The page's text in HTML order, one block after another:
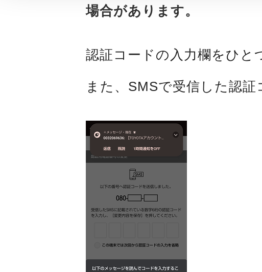
場合があります。
認証コードの入力欄をひと
また、SMSで受信した認